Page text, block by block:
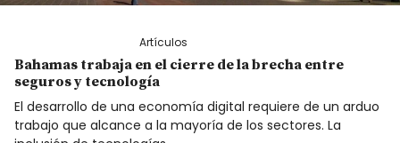
Artículos
Bahamas trabaja en el cierre de la brecha entre
seguros y tecnología
El desarrollo de una economía digital requiere de un arduo
trabajo que alcance a la mayoría de los sectores. La